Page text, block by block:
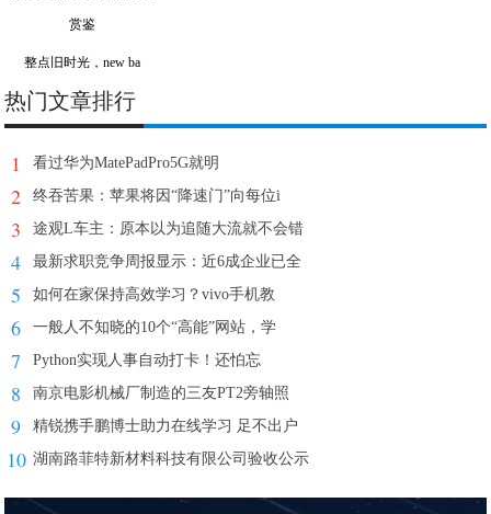
整点旧时光，new ba
热门文章排行
1 看过华为MatePadPro5G就明
2 终吞苦果：苹果将因“降速门”向每位i
3 途观L车主：原本以为追随大流就不会错
4 最新求职竞争周报显示：近6成企业已全
5 如何在家保持高效学习？vivo手机教
6 一般人不知晓的10个“高能”网站，学
7 Python实现人事自动打卡！还怕忘
8 南京电影机械厂制造的三友PT2旁轴照
9 精锐携手鹏博士助力在线学习 足不出户
10 湖南路菲特新材料科技有限公司验收公示